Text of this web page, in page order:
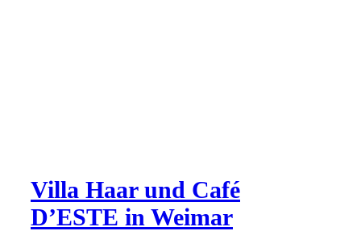
Villa Haar und Café
D’ESTE in Weimar